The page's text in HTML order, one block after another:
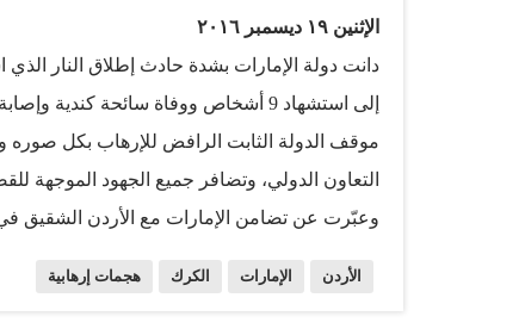
الإثنين ١٩ ديسمبر ٢٠١٦
دانت دولة الإمارات بشدة حادث إطلاق النار
موقف الدولة الثابت الرافض للإرهاب بكل صوره
التعاون الدولي، وتضافر جميع الجهود الموجهة
وعبّرت عن تضامن الإمارات مع الأردن الشقيق في
الأردن الإمارات الكرك هجمات إرهابية